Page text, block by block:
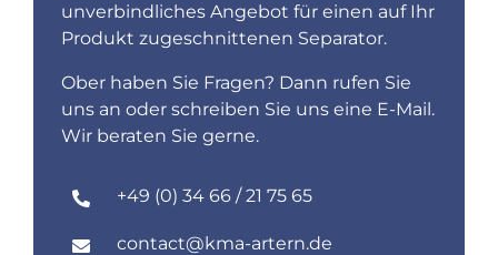
unverbindliches Angebot für einen auf Ihr
Produkt zugeschnittenen Separator.
Ober haben Sie Fragen? Dann rufen Sie
uns an oder schreiben Sie uns eine E-Mail.
Wir beraten Sie gerne.
+49 (0) 34 66 / 21 75 65
contact@kma-artern.de